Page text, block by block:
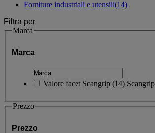
Forniture industriali e utensili(14)
Filtra per
Marca
Marca
Valore facet Scangrip (14) Scangrip
Prezzo
Prezzo